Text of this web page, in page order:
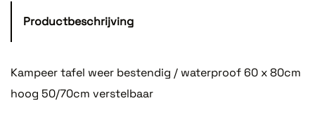
Productbeschrijving
Kampeer tafel weer bestendig / waterproof 60 x 80cm
hoog 50/70cm verstelbaar